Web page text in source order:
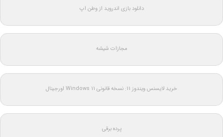
دانلود بازی اندروید از وطن اپ
مجازات شیشه
خرید لایسنس ویندوز 11: نسخه قانونی Windows 11 اورجینال
پرده برقی